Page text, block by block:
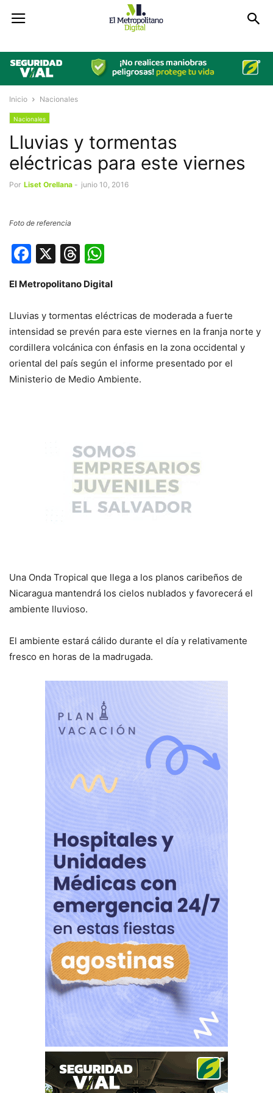
Inicio Nacionales
Nacionales
Lluvias y tormentas
eléctricas para este viernes
Por Liset Orellana - junio 10, 2016
Foto de referencia
Facebook
X Threads
El Metropolitano Digital
Lluvias y tormentas eléctricas de moderada a fuerte
intensidad se prevén para este viernes en la franja norte y
cordillera volcánica con énfasis en la zona occidental y
oriental del país según el informe presentado por el
Ministerio de Medio Ambiente.
Una Onda Tropical que llega a los planos caribeños de
Nicaragua mantendrá los cielos nublados y favorecerá el
ambiente lluvioso.
El ambiente estará cálido durante el día y relativamente
fresco en horas de la madrugada.